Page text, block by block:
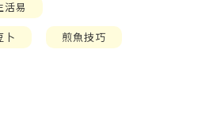
活易
卜 煎魚技巧